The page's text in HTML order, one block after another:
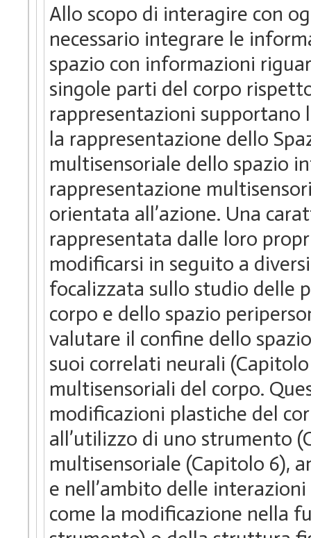
Allo scopo di interagire con
necessario integrare le
spazio con informazioni
singole parti del corpo
rappresentazioni
la rappresentazione dello
multisensoriale dello spazio
rappresentazione
orientata all’azione. Una
rappresentata dalle loro
modificarsi in seguito a
focalizzata sullo studio delle
corpo e dello spazio
valutare il confine dello
suoi correlati neurali
multisensoriali del corpo.
modificazioni plastiche del
all’utilizzo di uno strumento
multisensoriale (Capitolo 6),
e nell’ambito delle
come la modificazione nella